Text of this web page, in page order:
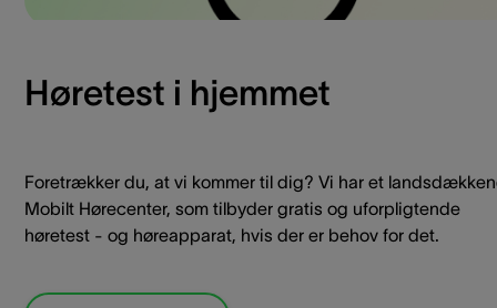
Høretest i hjemmet
Foretrækker du, at vi kommer til dig? Vi har et
Mobilt Hørecenter, som tilbyder gratis og uforpligtende
høretest - og høreapparat, hvis der er behov for det.